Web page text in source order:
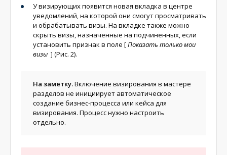
У визирующих появится новая вкладка в центре
уведомлений, на которой они смогут просматривать
и обрабатывать визы. На вкладке также можно
скрыть визы, назначенные на подчиненных, если
установить признак в поле [Показать только мои
визы ] (Рис. 2).
На заметку.Включение визирования в мастере
разделов не инициирует автоматическое
создание бизнес-процесса или кейса для
визирования. Процесс нужно настроить
отдельно.